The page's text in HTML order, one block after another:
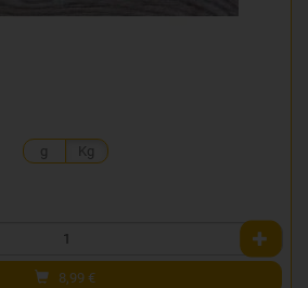
g Kg
8,99 €